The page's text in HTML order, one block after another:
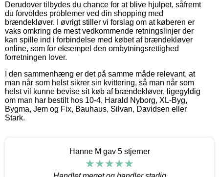
Derudover tilbydes du chance for at blive hjulpet, såfremt
du forvoldes problemer ved din shopping med
brændekløver. I øvrigt stiller vi forslag om at køberen er
vaks omkring de mest vedkommende retningslinjer der
kan spille ind i forbindelse med købet af brændekløver
online, som for eksempel den ombytningsrettighed
forretningen lover.
I den sammenhæng er det på samme måde relevant, at
man når som helst sikrer sin kvittering, så man når som
helst vil kunne bevise sit køb af brændekløver, ligegyldig
om man har bestilt hos 10-4, Harald Nyborg, XL-Byg,
Bygma, Jem og Fix, Bauhaus, Silvan, Davidsen eller
Stark.
Hanne M gav 5 stjerner